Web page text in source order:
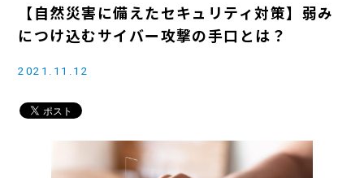
【自然災害に備えたセキュリティ対策】弱み
につけ込むサイバー攻撃の手口とは？
2021.11.12